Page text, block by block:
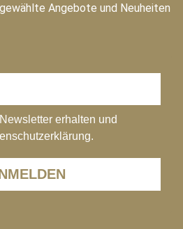
Angebote und Neuheiten
erhalten und